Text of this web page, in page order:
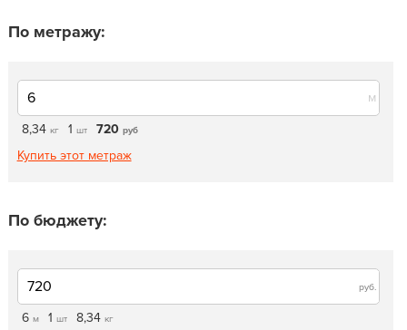
По метражу:
м
8,34 кг 1 шт 720 руб
Купить этот метраж
По бюджету:
руб.
6 м 1 шт 8,34 кг